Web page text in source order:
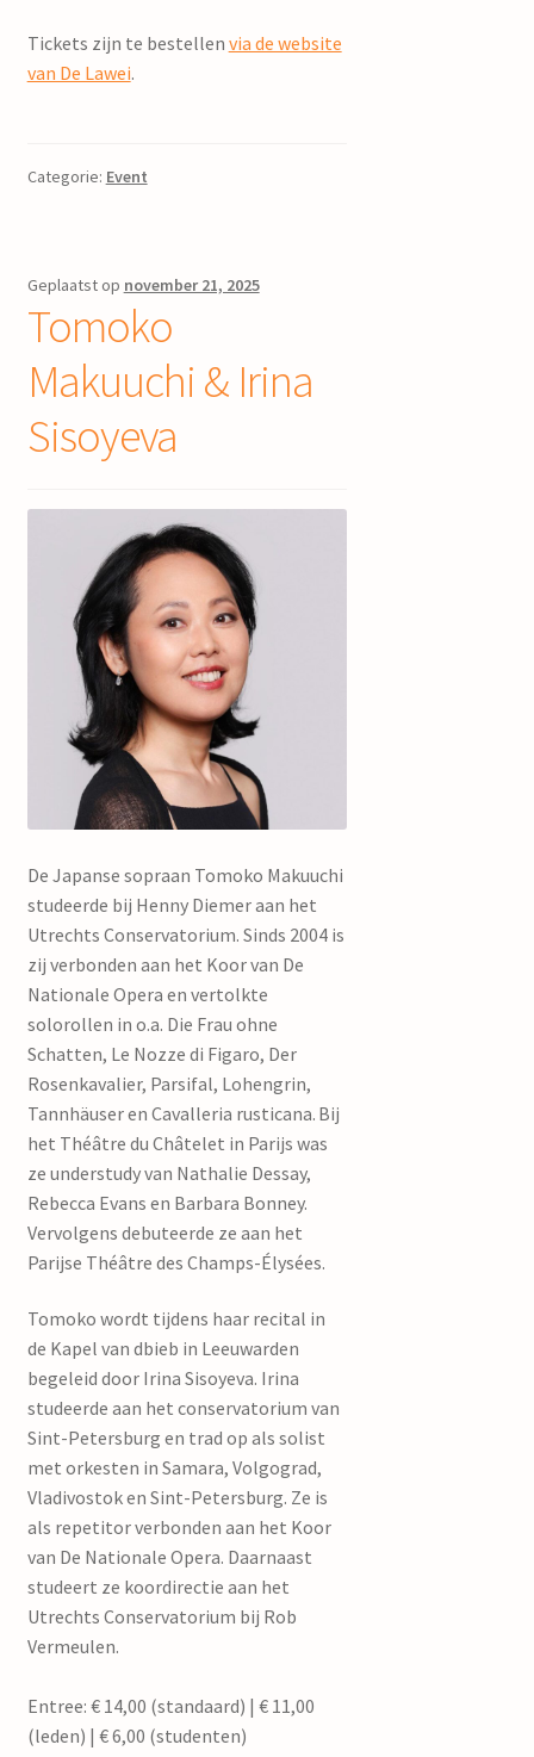
Tickets zijn te bestellen via de website
van De Lawei.
Categorie: Event
Geplaatst op november 21, 2025
Tomoko
Makuuchi & Irina
Sisoyeva
De Japanse sopraan Tomoko Makuuchi
studeerde bij Henny Diemer aan het
Utrechts Conservatorium. Sinds 2004 is
zij verbonden aan het Koor van De
Nationale Opera en vertolkte
solorollen in o.a. Die Frau ohne
Schatten, Le Nozze di Figaro, Der
Rosenkavalier, Parsifal, Lohengrin,
Tannhäuser en Cavalleria rusticana. Bij
het Théâtre du Châtelet in Parijs was
ze understudy van Nathalie Dessay,
Rebecca Evans en Barbara Bonney.
Vervolgens debuteerde ze aan het
Parijse Théâtre des Champs-Élysées.
Tomoko wordt tijdens haar recital in
de Kapel van dbieb in Leeuwarden
begeleid door Irina Sisoyeva. Irina
studeerde aan het conservatorium van
Sint-Petersburg en trad op als solist
met orkesten in Samara, Volgograd,
Vladivostok en Sint-Petersburg. Ze is
als repetitor verbonden aan het Koor
van De Nationale Opera. Daarnaast
studeert ze koordirectie aan het
Utrechts Conservatorium bij Rob
Vermeulen.
Entree: € 14,00 (standaard) | € 11,00
(leden) | € 6,00 (studenten)